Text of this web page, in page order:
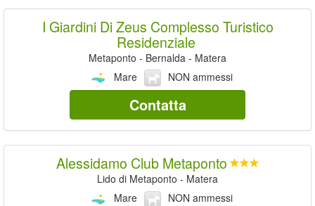
I Giardini Di Zeus Complesso Turistico
Residenziale
Metaponto - Bernalda - Matera
Mare
NON ammessi
Contatta
Alessidamo Club Metaponto
Lido di Metaponto - Matera
Mare
NON ammessi